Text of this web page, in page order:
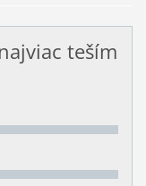
teším